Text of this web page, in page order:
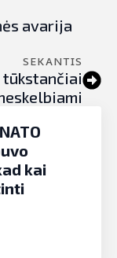
avarija
SEKANTIS
tūkstančiai
kai